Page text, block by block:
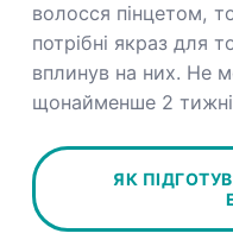
волосся пінцетом,
потрібні якраз для
вплинув на них. Не
щонайменше 2
ЯК